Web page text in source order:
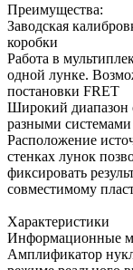
Преимущества:
Заводская
коробки
Работа в
одной лунке.
постановки FRET
Широкий диапазон
разными
Расположение
стенках лунок
фиксировать
совместимому
Характеристики
Информационные
Амплификатор